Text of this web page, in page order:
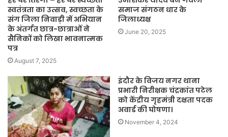
स्वतंत्रता का उत्सव, स्वच्छता के
संग जिला निवाड़ी में अभियान
के अंतर्गत छात्र-छात्राओं ने
सैनिकों को लिखा भावनात्मक
पत्र
August 7, 2025
समाज संगठन धार के
जिलाध्यक्ष
June 20, 2025
इंदौर के विजय नगर थाना
प्रभारी निरीक्षक चंद्रकांत पटेल
को केंद्रीय गृहमंत्री दक्षता पदक
अवार्ड की घोषणा।
November 4, 2024